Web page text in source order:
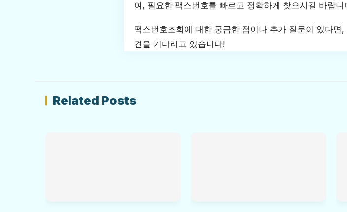
여, 필요한 팩스번호를 빠르고 정확하게 찾으시길 바랍니
팩스번호조회에 대한 궁금한 점이나 추가 질문이 있다
견을 기다리고 있습니다!
Related Posts